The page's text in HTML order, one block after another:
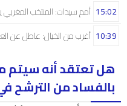
أمم سيدات: المنتخب المغربي 15:02
أغرب من الخيال: عاطل عن 10:39
هل تعتقد أنه سيتم
بالفساد من الترشح